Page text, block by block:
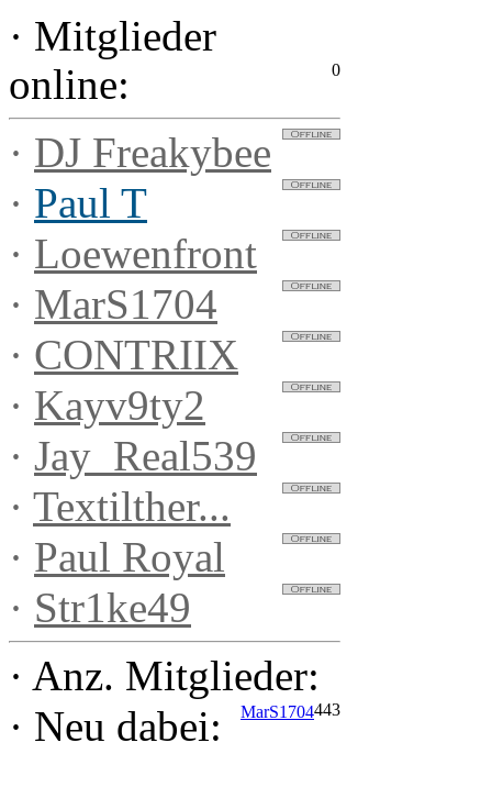
· Mitglieder
online:
0
· DJ Freakybee
· Paul T
· Loewenfront
· MarS1704
· CONTRIIX
· Kayv9ty2
· Jay_Real539
· Textilther...
· Paul Royal
· Str1ke49
· Anz. Mitglieder:
443
· Neu dabei: MarS1704